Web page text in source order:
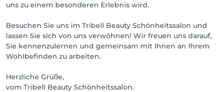
uns zu einem besonderen Erlebnis wird.
Besuchen Sie uns im Tribell Beauty Schönheitssalon und
lassen Sie sich von uns verwöhnen! Wir freuen uns darauf,
Sie kennenzulernen und gemeinsam mit Ihnen an Ihrem
Wohlbefinden zu arbeiten.
Herzliche Grüße,
vom Tribell Beauty Schönheitssalon.